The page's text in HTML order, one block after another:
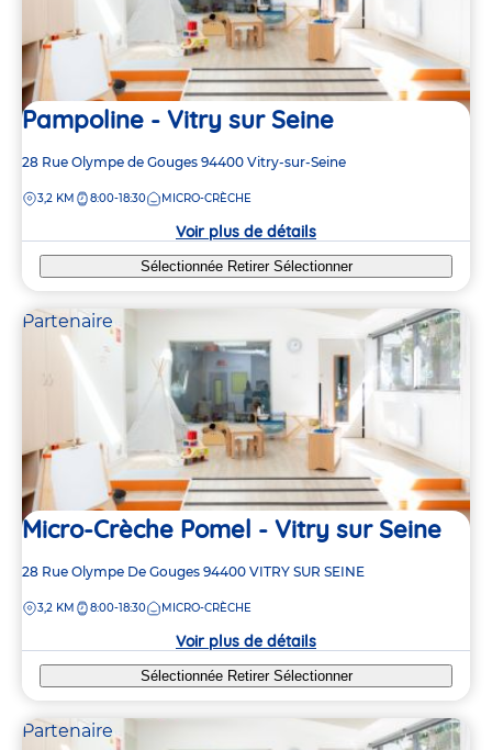
Pampoline - Vitry sur Seine
Adresse
la
28 Rue Olympe de Gouges 94400 Vitry-sur-Seine
DISTANCE
3,2 KM 8:00-18:30 MICRO-CRÈCHE
Voir plus de détails
Sélectionnée Retirer Sélectionner
Partenaire
Micro-Crèche Pomel - Vitry sur Seine
Adresse
la
28 Rue Olympe De Gouges 94400 VITRY SUR SEINE
DISTANCE
3,2 KM 8:00-18:30 MICRO-CRÈCHE
Voir plus de détails
Sélectionnée Retirer Sélectionner
Partenaire